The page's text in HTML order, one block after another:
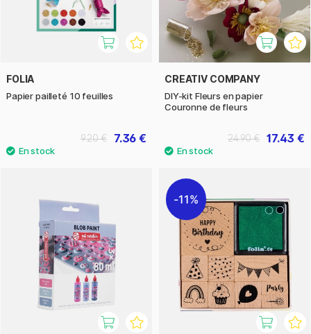
FOLIA
Papier pailleté 10 feuilles
7.36 €
9.20 €
CREATIV COMPANY
DIY-kit Fleurs en papier
Couronne de fleurs
17.43 €
24.90 €
11%